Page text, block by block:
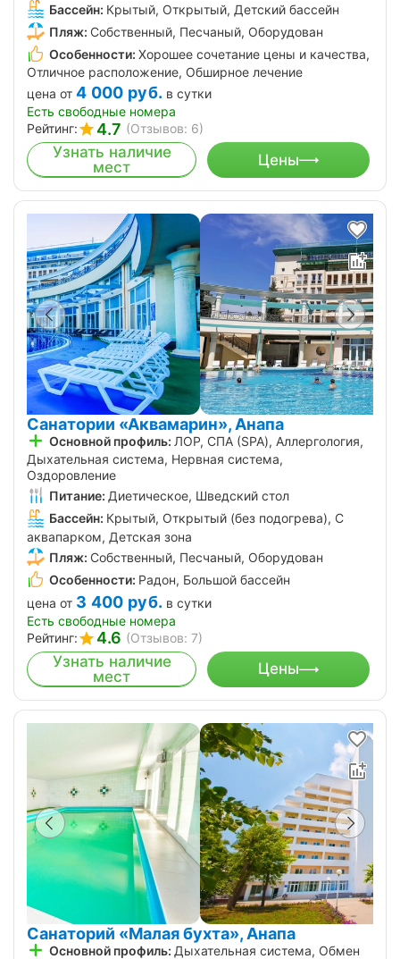
Бассейн: Крытый, Открытый, Детский бассейн
Пляж: Собственный, Песчаный, Оборудован
Особенности: Хорошее сочетание цены и качества,
Отличное расположение, Обширное лечение
цена от 4 000 руб. в сутки
Есть свободные номера
Рейтинг:
4.7 (Отзывов: 6)
Узнать наличие
мест
Цены
Санатории «Аквамарин», Анапа
Основной профиль: ЛОР, СПА (SPA), Аллергология,
Дыхательная система, Нервная система,
Оздоровление
Питание: Диетическое, Шведский стол
Бассейн: Крытый, Открытый (без подогрева), С
аквапарком, Детская зона
Пляж: Собственный, Песчаный, Оборудован
Особенности: Радон, Большой бассейн
цена от 3 400 руб. в сутки
Есть свободные номера
Рейтинг:
4.6 (Отзывов: 7)
Узнать наличие
мест
Цены
Санаторий «Малая бухта», Анапа
Основной профиль: Дыхательная система, Обмен